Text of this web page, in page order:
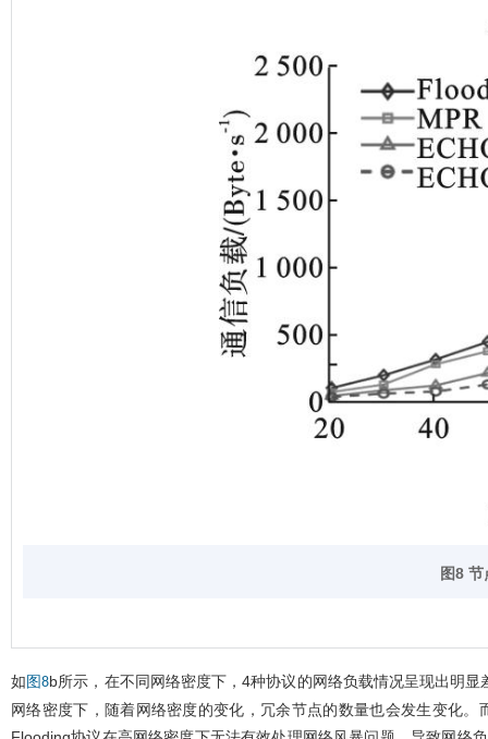
图8
如 图8b所示，在不同网络密度下，4种协议的网络负载情况呈现出明
网络密度下，随着网络密度的变化，冗余节点的数量也会发生变化